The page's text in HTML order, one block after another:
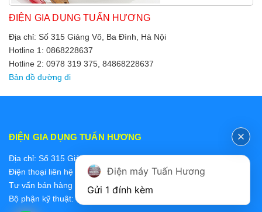
ĐIỆN GIA DỤNG TUẤN HƯƠNG
Địa chỉ: Số 315 Giảng Võ, Ba Đình, Hà Nội
Hotline 1: 0868228637
Hotline 2: 0978 319 375, 84868228637
Bản đồ đường đi
ĐIỆN GIA DỤNG TUẤN HƯƠNG
Địa chỉ: Số 315 Giảng Võ, Ba Đình, Hà Nội
Điện thoại liên hệ các bộ phận:
Tư vấn bán hàng 2: 0868228637
Bộ phận kỹ thuật: 0978 319 375
Điện máy Tuấn Hương
Gửi 1 đính kèm